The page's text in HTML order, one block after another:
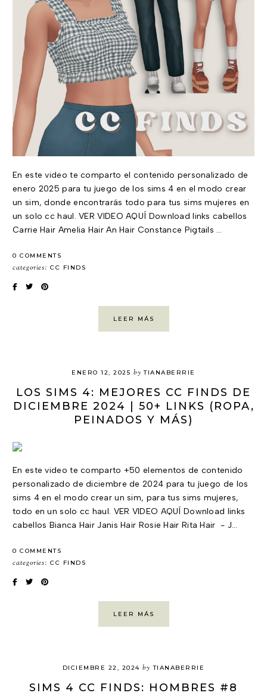
En este video te comparto el contenido personalizado de
enero 2025 para tu juego de los sims 4 en el modo crear
un sim, donde encontrarás todo para tus sims mujeres en
un solo cc haul. VER VIDEO AQUÍ Download links cabellos
Carrie Hair Amelia Hair An Hair Constance Pigtails …
0 COMMENTS
categories: CC FINDS
LEER MÁS
ENERO 12, 2025 by TIANABERRIE
LOS SIMS 4: MEJORES CC FINDS DE
DICIEMBRE 2024 | 50+ LINKS (ROPA,
PEINADOS Y MÁS)
En este video te comparto +50 elementos de contenido
personalizado de diciembre de 2024 para tu juego de los
sims 4 en el modo crear un sim, para tus sims mujeres,
todo en un solo cc haul. VER VIDEO AQUÍ Download links
cabellos Bianca Hair Janis Hair Rosie Hair Rita Hair - J…
0 COMMENTS
categories: CC FINDS
LEER MÁS
DICIEMBRE 22, 2024 by TIANABERRIE
SIMS 4 CC FINDS: HOMBRES #8